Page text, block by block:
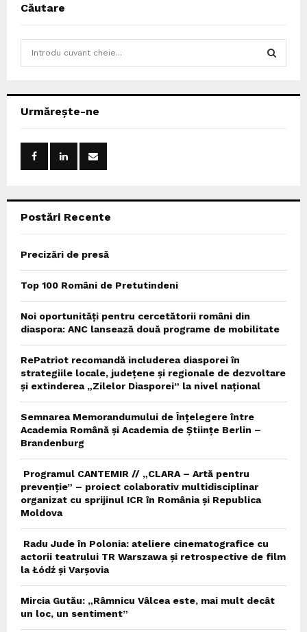
Căutare
h
Urmărește-ne
Postări Recente
Precizări de presă
Top 100 Români de Pretutindeni
Noi oportunități pentru cercetătorii români din
diaspora: ANC lansează două programe de mobilitate
RePatriot recomandă includerea diasporei în
strategiile locale, județene și regionale de dezvoltare
și extinderea „Zilelor Diasporei” la nivel național
Semnarea Memorandumului de Înțelegere între
Academia Română și Academia de Științe Berlin –
Brandenburg
Programul CANTEMIR // „CLARA – Artă pentru
prevenție” – proiect colaborativ multidisciplinar
organizat cu sprijinul ICR în România și Republica
Moldova
Radu Jude în Polonia: ateliere cinematografice cu
actorii teatrului TR Warszawa și retrospective de film
la Łódź și Varșovia
Mircia Gutău: „Râmnicu Vâlcea este, mai mult decât
un loc, un sentiment”